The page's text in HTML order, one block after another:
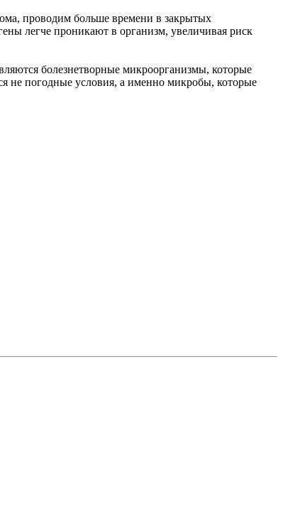
проводим больше времени в закрытых
легче проникают в организм, увеличивая риск
болезнетворные микроорганизмы, которые
не погодные условия, а именно микробы, которые